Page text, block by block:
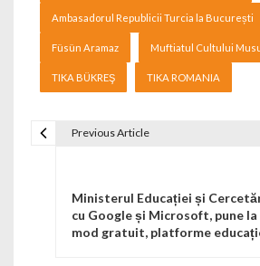
Ambasadorul Republicii Turcia la București
Füsün Aramaz Muftiatul Cultului
TIKA BÜKREŞ TIKA ROMANIA
Previous Article
Ministerul Educației și
cu Google și Microsoft, pune
mod gratuit, platforme